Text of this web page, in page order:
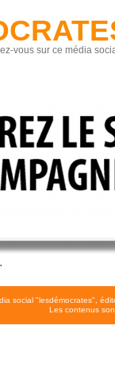
vous sur ce média
social "lesdémocrates",
Les contenus